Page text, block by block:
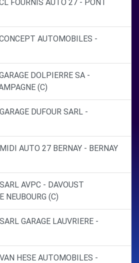
FOURNIS AUTO 27 - PONT
AUTOMOBILES -
DOLPIERRE SA -
(C)
DUFOUR SARL -
AUTO 27 BERNAY - BERNAY
AVPC - DAVOUST
NEUBOURG (C)
GARAGE LAUVRIERE -
HESE AUTOMOBILES -